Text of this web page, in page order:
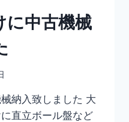
に中古機械
納入致しました 大
直立ボール盤など